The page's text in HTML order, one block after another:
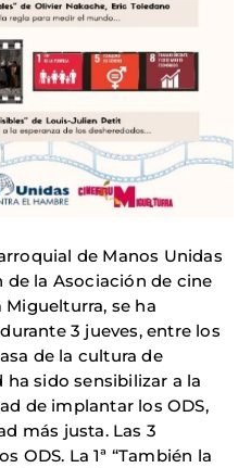
de Manos Unidas
de la Asociación de cine
se ha
3 jueves, entre los
de la cultura de
sido sensibilizar a la
de implantar los ODS,
más justa. Las 3
ODS. La 1ª “También la